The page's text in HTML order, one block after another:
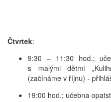
Čtvrtek:
9:30 – 11:30 hod.;
s malými dětmi
(začínáme v říjnu) -
19:00 hod.; učebna